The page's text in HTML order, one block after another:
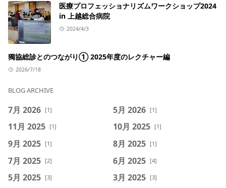
医療プロフェッショナリズムワークショップ2024
in 上越総合病院
2024/4/3
獨協総診とのつながり① 2025年度のレクチャー編
2026/7/18
BLOG ARCHIVE
7月 2026 [1] 5月 2026 [1]
11月 2025 [1] 10月 2025 [1]
9月 2025 [1] 8月 2025 [1]
7月 2025 [2] 6月 2025 [4]
5月 2025 [3] 3月 2025 [3]